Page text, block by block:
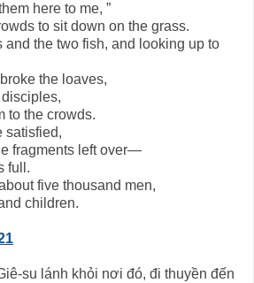
here to me, ”
to sit down on the grass.
and the two fish, and looking up to
the loaves,
to the crowds.
satisfied,
fragments left over—
full.
five thousand men,
children.
su lánh khỏi nơi đó, đi thuyền đến